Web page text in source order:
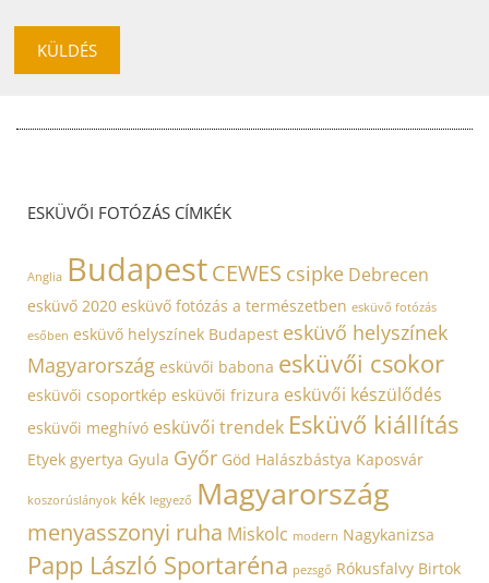
KÜLDÉS
ESKÜVŐI FOTÓZÁS CÍMKÉK
Anglia BudapestCEWES csipke Debrecen
esküvő 2020 esküvő fotózás a természetben esküvő fotózás
esőben esküvő helyszínek Budapest esküvő helyszínek
Magyarország esküvői babona esküvői csokor
esküvői csoportkép esküvői frizura esküvői készülődés
esküvői meghívó esküvői trendek Esküvő kiállítás
Etyek gyertya Gyula Győr Göd Halászbástya Kaposvár
koszorúslányok kék legyező Magyarország
menyasszonyi ruha Miskolc modern Nagykanizsa
Papp László Sportaréna pezsgő Rókusfalvy Birtok